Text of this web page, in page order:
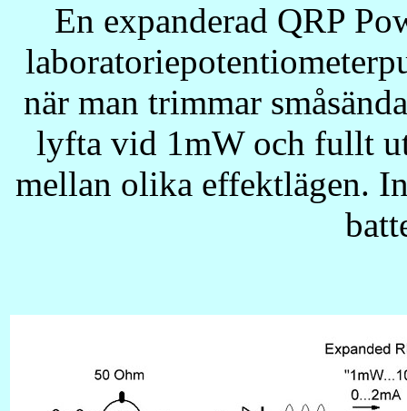
En expanderad QRP
när man trimmar
lyfta vid 1mW och fullt
mellan olika effektlägen.